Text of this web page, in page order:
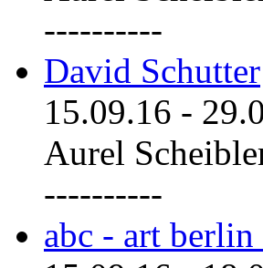
----------
David Schutter
15.09.16 -
Aurel
----------
abc - art